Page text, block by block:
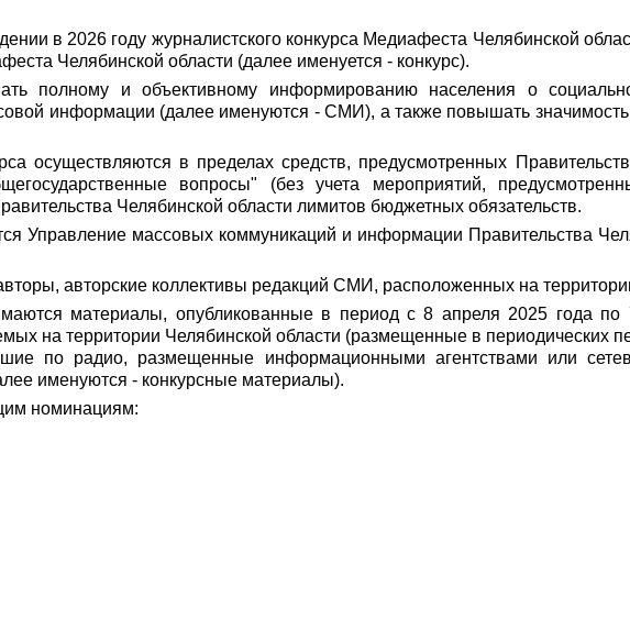
в 2026 году журналистского конкурса Медиафеста Челябинской
Челябинской области (далее именуется - конкурс).
полному и объективному информированию населения о
информации (далее именуются - СМИ), а также повышать
осуществляются в пределах средств, предусмотренных
вопросы" (без учета мероприятий,
Челябинской области лимитов бюджетных обязательств.
Управление массовых коммуникаций и информации Правительства
авторские коллективы редакций СМИ, расположенных на
материалы, опубликованные в период с 8 апреля 2025 года по
на территории Челябинской области (размещенные в периодических
по радио, размещенные информационными агентствами или
именуются - конкурсные материалы).
номинациям: